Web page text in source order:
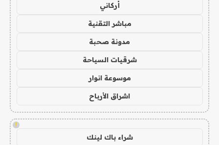
أركاني
مباشر التقنية
مدونة صحبة
شرقيات السياحة
موسوعة انوار
اشراق الأرباح
!
شراء باك لينك